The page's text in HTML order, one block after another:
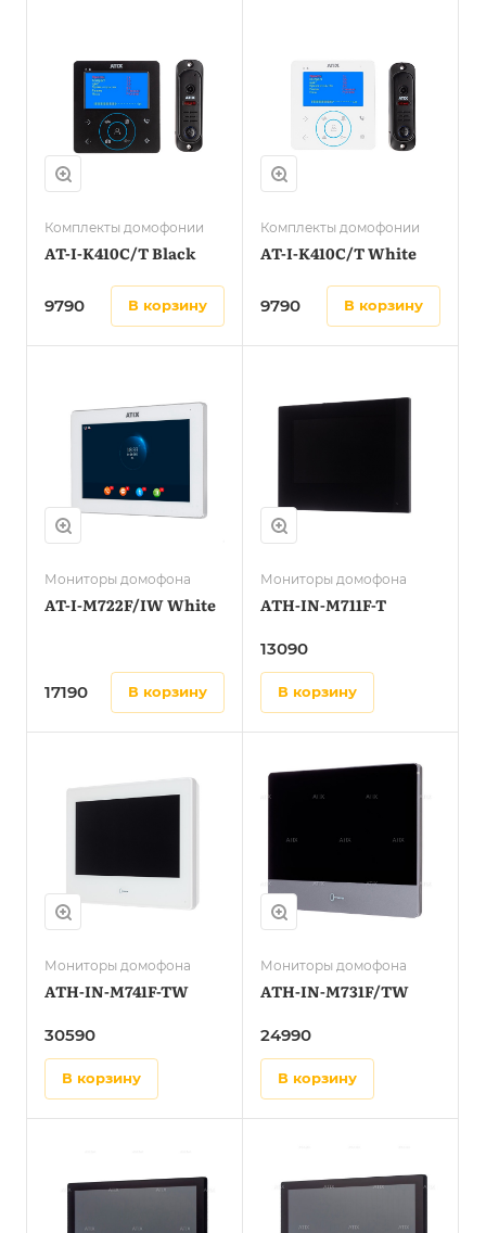
Комплекты домофонии
AT-I-K410C/T Black
9790 в корзину
Комплекты домофонии
AT-I-K410C/T White
9790 в корзину
Мониторы домофона
AT-I-M722F/IW White
17190 в корзину
Мониторы домофона
ATH-IN-M711F-T
13090
в корзину
Мониторы домофона
ATH-IN-M741F-TW
30590
в корзину
Мониторы домофона
ATH-IN-M731F/TW
24990
в корзину